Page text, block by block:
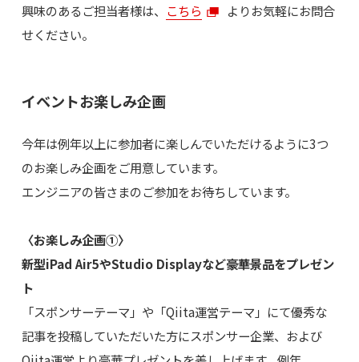
興味のあるご担当者様は、 こちら
よりお気軽にお問合
せください。
イベントお楽しみ企画
今年は例年以上に参加者に楽しんでいただけるように3つ
のお楽しみ企画をご用意しています。
エンジニアの皆さまのご参加をお待ちしています。
〈お楽しみ企画①〉
新型iPad Air5やStudio Displayなど豪華景品をプレゼン
ト
「スポンサーテーマ」や「Qiita運営テーマ」にて優秀な
記事を投稿していただいた方にスポンサー企業、および